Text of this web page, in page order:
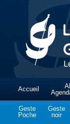
Accueil
Geste
Poche
Geste
noir